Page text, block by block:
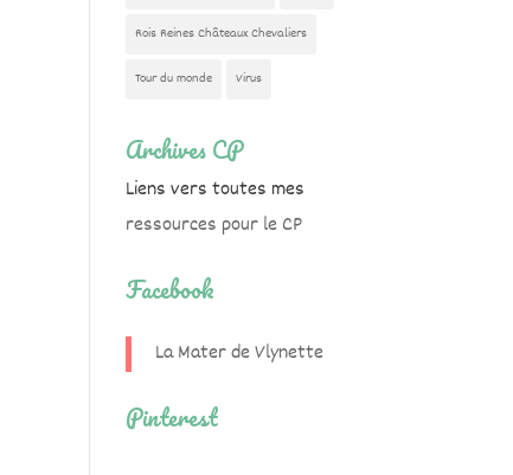
Rois Reines Châteaux Chevaliers
Tour du monde Virus
Archives CP
Liens vers toutes mes
ressources pour le CP
Facebook
La Mater de Vlynette
Pinterest